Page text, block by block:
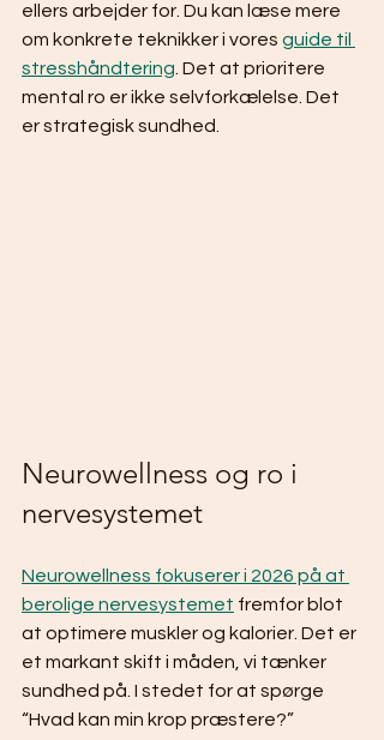
ellers arbejder for. Du kan læse mere
om konkrete teknikker i vores guide til
stresshåndtering . Det at prioritere
mental ro er ikke selvforkælelse. Det
er strategisk sundhed.
Neurowellness og ro i
nervesystemet
Neurowellness fokuserer i 2026 på at
berolige nervesystemet fremfor blot
at optimere muskler og kalorier. Det er
et markant skift i måden, vi tænker
sundhed på. I stedet for at spørge
“Hvad kan min krop præstere?”